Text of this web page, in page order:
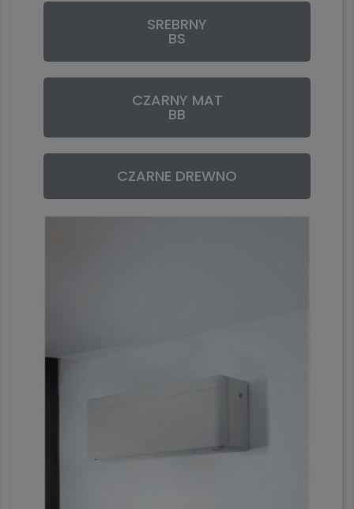
SREBRNY
BS
CZARNY MAT
BB
CZARNE DREWNO